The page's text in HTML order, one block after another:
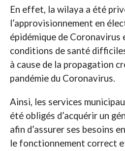
En effet, la wilaya a été
l’approvisionnement en
épidémique de Coronavirus
conditions de santé
à cause de la propagation
pandémie du Coronavirus.
Ainsi, les services
été obligés d’acquérir un
afin d’assurer ses besoins
le fonctionnement correct